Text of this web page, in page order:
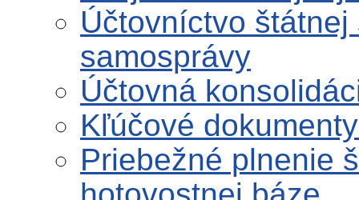
Účtovníctvo
samosprávy
Účtovná
Kľúčové
Priebežné plnenie